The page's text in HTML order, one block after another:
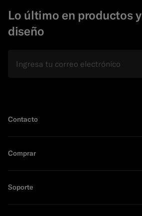
Lo último en productos y
diseño
Contacto
Comprar
Soporte